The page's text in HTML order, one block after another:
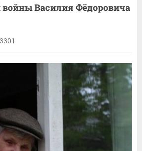
войны Василия Фёдоровича
3301